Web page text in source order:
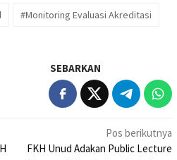
#Monitoring Evaluasi Akreditasi
SEBARKAN
Pos berikutnya
FKH Unud Adakan Public Lecture